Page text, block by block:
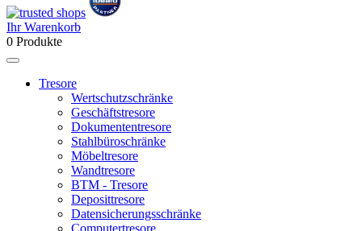
Ihr Warenkorb
0 Produkte
Tresore
Wertschutzschränke
Geschäftstresore
Dokumententresore
Stahlbüroschränke
Möbeltresore
Wandtresore
BTM - Tresore
Deposittresore
Datensicherungsschränke
Computertresore